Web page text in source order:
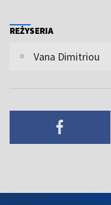
REŻYSERIA
Vana Dimitriou